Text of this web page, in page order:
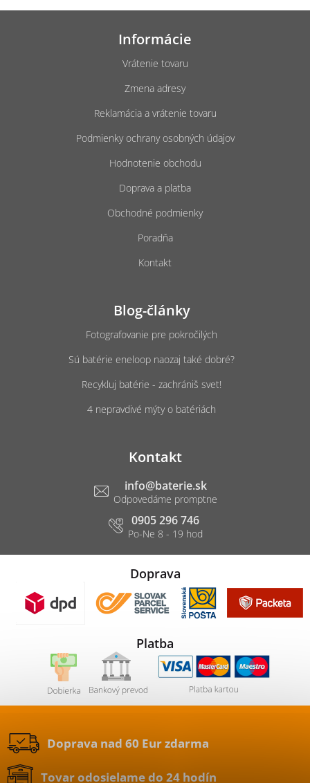
Z
Informácie
Vrátenie tovaru
Zmena adresy
Reklamácia a vrátenie tovaru
Podmienky ochrany osobných údajov
Hodnotenie obchodu
Doprava a platba
Obchodné podmienky
Poradňa
Kontakt
Blog-články
Fotografovanie pre pokročilých
Sú batérie eneloop naozaj také dobré?
Recykluj batérie - zachrániš svet!
4 nepravdivé mýty o batériách
Kontakt
info@baterie.sk
0905 296 746
Doprava
Platba
Doprava nad 60 Eur zdarma
Tovar odosielame do 24 hodín